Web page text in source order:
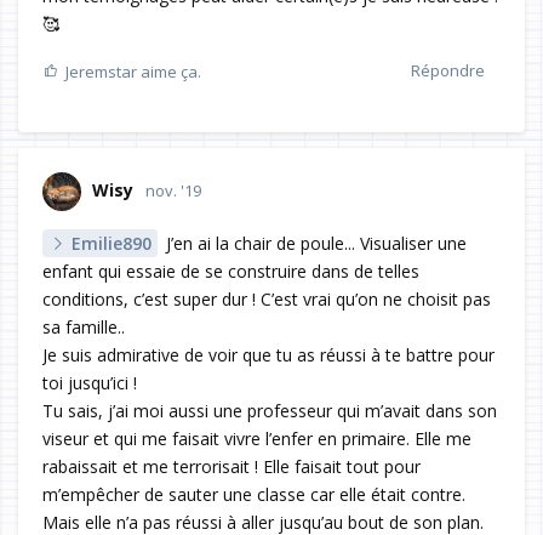
🥰
Répondre
Jeremstar aime ça.
Wisy nov. '19
Emilie890
J’en ai la chair de poule... Visualiser une
enfant qui essaie de se construire dans de telles
conditions, c’est super dur ! C’est vrai qu’on ne choisit pas
sa famille..
Je suis admirative de voir que tu as réussi à te battre pour
toi jusqu’ici !
Tu sais, j’ai moi aussi une professeur qui m’avait dans son
viseur et qui me faisait vivre l’enfer en primaire. Elle me
rabaissait et me terrorisait ! Elle faisait tout pour
m’empêcher de sauter une classe car elle était contre.
Mais elle n’a pas réussi à aller jusqu’au bout de son plan.